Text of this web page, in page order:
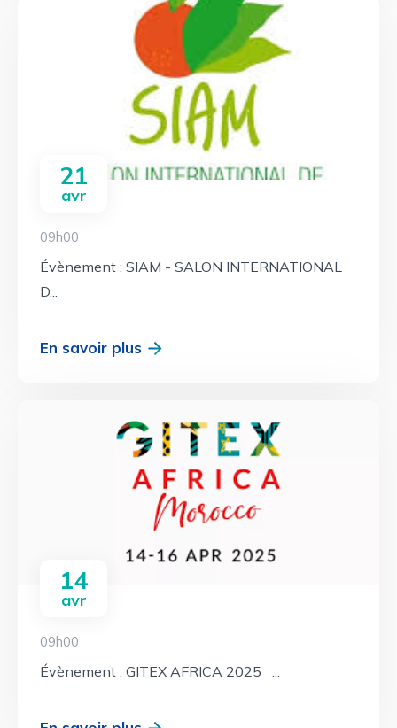
21
avr
09h00
Évènement : SIAM - SALON INTERNATIONAL
D...
En savoir plus
14
avr
09h00
Évènement : GITEX AFRICA 2025 ...